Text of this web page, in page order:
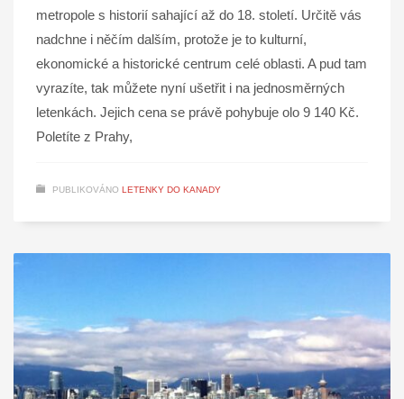
metropole s historií sahající až do 18. století. Určitě vás
nadchne i něčím dalším, protože je to kulturní,
ekonomické a historické centrum celé oblasti. A pud tam
vyrazíte, tak můžete nyní ušetřit i na jednosměrných
letenkách. Jejich cena se právě pohybuje olo 9 140 Kč.
Poletíte z Prahy,
PUBLIKOVÁNO LETENKY DO KANADY